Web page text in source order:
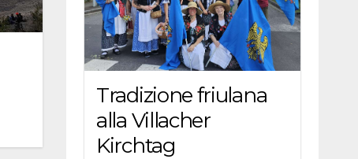
Tradizione friulana
alla Villacher
Kirchtag